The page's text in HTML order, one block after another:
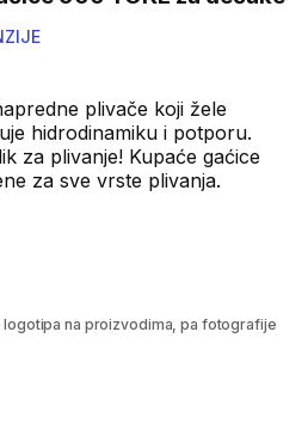
Recenzije
plivače koji žele
hidrodinamiku i potporu.
za plivanje! Kupaće gaćice
za sve vrste plivanja.
logotipa na proizvodima, pa fotografije